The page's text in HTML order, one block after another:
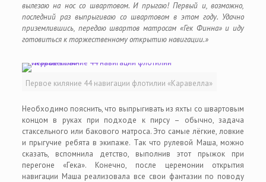
вылезаю на нос со швартовом. И прыгаю! Первый и, возможно,
последний раз выпрыгиваю со швартовом в этом году. Удачно
приземлившись, передаю швартов матросам «Гек Финна» и иду
готовиться к торжественному открытию навигации.»
Первое киляние 44 навигации флотилии «Каравелла»
Необходимо пояснить, что выпрыгивать из яхты со швартовым
концом в руках при подходе к пирсу – обычно, задача
стаксельного или бакового матроса. Это самые лёгкие, ловкие
и прыгучие ребята в экипаже. Так что рулевой Маша, можно
сказать, вспомнила детство, выполнив этот прыжок при
перегоне «Гека». Конечно, после церемонии открытия
навигации Маша реализовала все свои фантазии по поводу